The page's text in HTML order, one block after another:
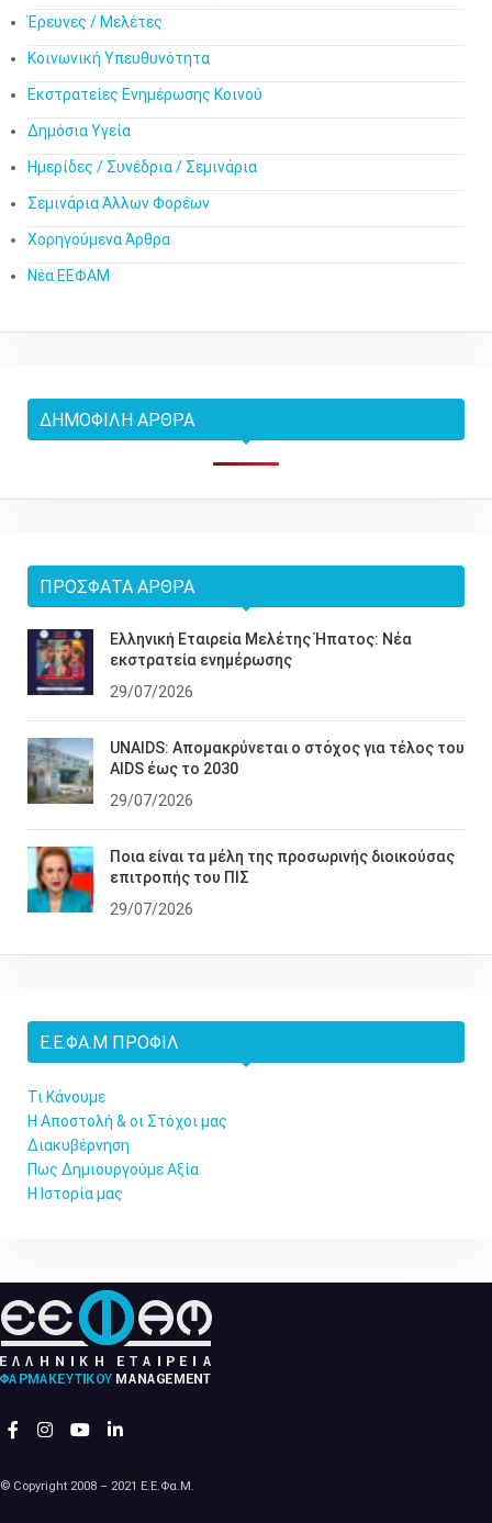
Έρευνες / Μελέτες
Κοινωνική Υπευθυνότητα
Εκστρατείες Ενημέρωσης Κοινού
Δημόσια Υγεία
Ημερίδες / Συνέδρια / Σεμινάρια
Σεμινάρια Άλλων Φορέων
Χορηγούμενα Άρθρα
Νέα ΕΕΦΑΜ
ΔΗΜΟΦΙΛΉ ΆΡΘΡΑ
ΠΡΌΣΦΑΤΑ ΆΡΘΡΑ
Ελληνική Εταιρεία Μελέτης Ήπατος: Νέα
εκστρατεία ενημέρωσης
29/07/2026
UNAIDS: Απομακρύνεται ο στόχος για τέλος του
AIDS έως το 2030
29/07/2026
Ποια είναι τα μέλη της προσωρινής διοικούσας
επιτροπής του ΠΙΣ
29/07/2026
Ε.Ε.ΦΑ.Μ ΠΡΟΦΊΛ
Τι Κάνουμε
Η Αποστολή & οι Στόχοι μας
Διακυβέρνηση
Πως Δημιουργούμε Αξία
Η Ιστορία μας
© Copyright 2008 – 2021 Ε.Ε.Φα.Μ.